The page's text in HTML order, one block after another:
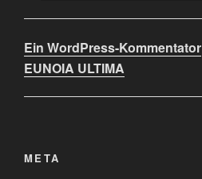
Ein WordPress-Kommentator
EUNOIA ULTIMA
META